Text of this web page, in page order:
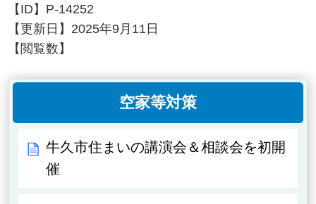
【ID】 P-14252
【更新日】 2025年9月11日
【閲覧数】
空家等対策
牛久市住まいの講演会＆相談会を初開
催